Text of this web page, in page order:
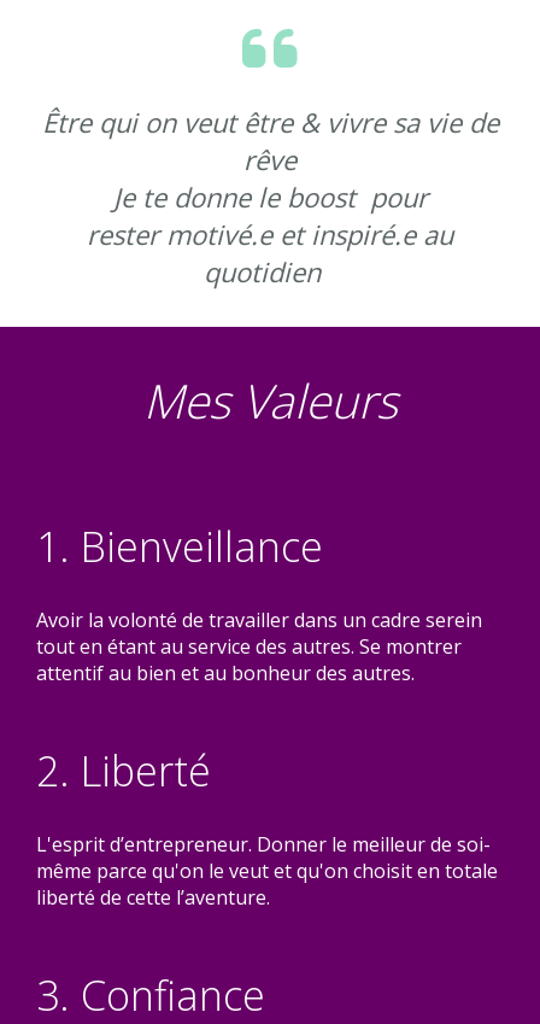
Être qui on veut être & vivre sa vie de
rêve
Je te donne le boost pour
rester motivé.e et inspiré.e au
quotidienn
Mes Valeurs
1. Bienveillance
Avoir la volonté de travailler dans un cadre serein
tout en étant au service des autres. Se montrer
attentif au bien et au bonheur des autres.
2. Liberté
L'esprit d’entrepreneur. Donner le meilleur de soi-
même parce qu'on le veut et qu'on choisit en totale
liberté de cette l’aventure.
3. Confiance